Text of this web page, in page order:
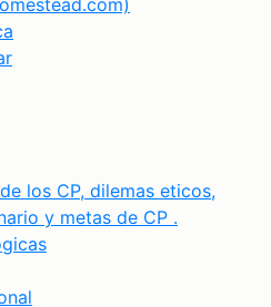
los CP, dilemas eticos,
y metas de CP .